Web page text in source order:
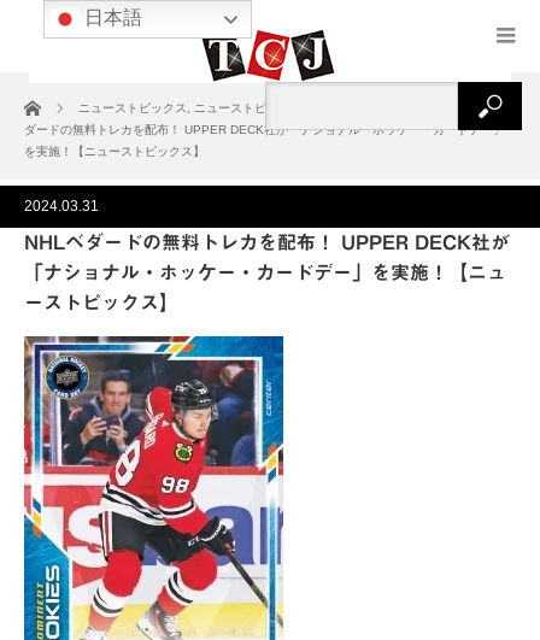
ホーム ニューストピックス ニューストピックス2024
NHLベ
ダードの無料トレカを配布！ UPPER DECK社が「ナショナル・ホッケー・カードデー」
を実施！【ニューストピックス】
2024.03.31
NHLベダードの無料トレカを配布！ UPPER DECK社が
「ナショナル・ホッケー・カードデー」を実施！【ニュ
ーストピックス】
日本語